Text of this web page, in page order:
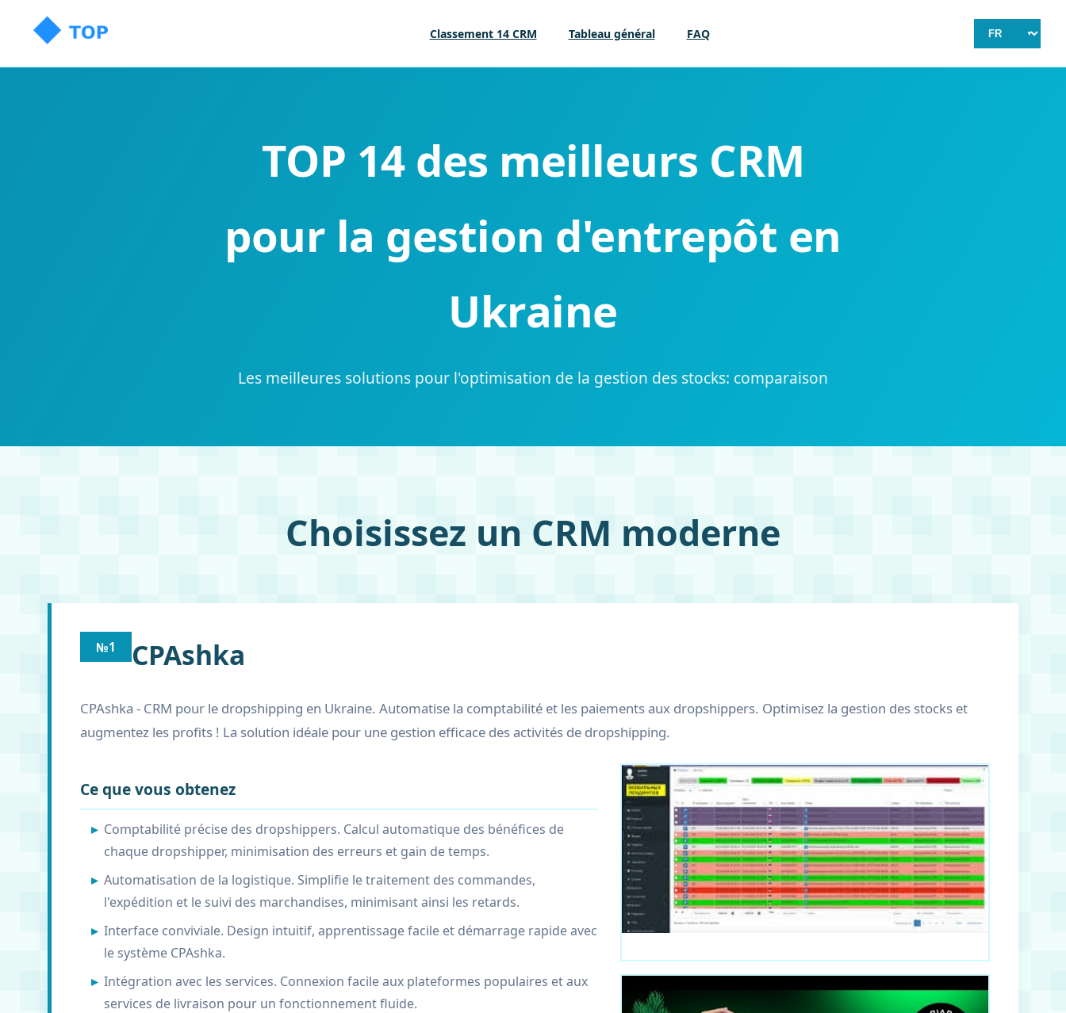
Classement 14 CRM Tableau général FAQ
TOP 14 des meilleurs CRM
pour la gestion d'entrepôt en
Ukraine
Les meilleures solutions pour l'optimisation de la gestion des stocks: comparaison
Choisissez un CRM moderne
№1 CPAshka
CPAshka - CRM pour le dropshipping en Ukraine. Automatise la comptabilité et les paiements aux dropshippers. Optimisez la gestion des stocks et
augmentez les profits ! La solution idéale pour une gestion efficace des activités de dropshipping.
Ce que vous obtenez
Comptabilité précise des dropshippers. Calcul automatique des bénéfices de
chaque dropshipper, minimisation des erreurs et gain de temps.
Automatisation de la logistique. Simplifie le traitement des commandes,
l'expédition et le suivi des marchandises, minimisant ainsi les retards.
Interface conviviale. Design intuitif, apprentissage facile et démarrage rapide avec
le système CPAshka.
Intégration avec les services. Connexion facile aux plateformes populaires et aux
services de livraison pour un fonctionnement fluide.